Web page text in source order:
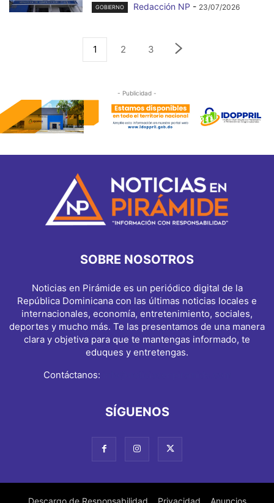
GOBIERNO Redacción NP - 23/07/2026
1 2 3
- Publicidad -
SOBRE NOSOTROS
Noticias en Pirámide es un periódico digital de la
República Dominicana con las últimas noticias locales e
internacionales, economía, entretenimiento, sociales,
deportes y mucho más. Te las presentamos de una manera
clara y objetiva para que te mantengas informado, te
eduques y entretengas.
Contáctanos:
SÍGUENOS